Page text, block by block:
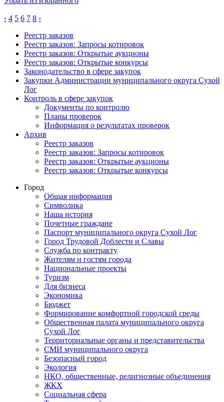
‹ 4 5 6 7 8 ›
Реестр заказов
Реестр заказов: Запросы котировок
Реестр заказов: Открытые аукционы
Реестр заказов: Открытые конкурсы
Законодательство в сфере закупок
Закупки Администрации муниципального округа Сухой
Лог
Контроль в сфере закупок
Документы по контролю
Планы проверок
Информация о результатах проверок
Архив
Реестр заказов
Реестр заказов: Запросы котировок
Реестр заказов: Открытые аукционы
Реестр заказов: Открытые конкурсы
Город
Общая информация
Символика
Наша история
Почетные граждане
Паспорт муниципального округа Сухой Лог
Город Трудовой Доблести и Славы
Служба по контракту
Жителям и гостям города
Национальные проекты
Туризм
Для бизнеса
Экономика
Бюджет
Формирование комфортной городской среды
Общественная палата муниципального округа
Сухой Лог
Территориальные органы и представительства
СМИ муниципального округа
Безопасный город
Экология
НКО, общественные, религиозные объединения
ЖКХ
Социальная сфера